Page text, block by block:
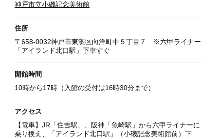
神戸市立小磯記念美術館
住所
〒658-0032神戸市東灘区向洋町中５丁目７ ※六甲ライナー
「アイランド北口駅」下車すぐ
開館時間
10時から17時（入館の受付は16時30分まで）
アクセス
【電車】JR「住吉駅」、阪神「魚崎駅」から六甲ライナーに
乗り換え、「アイランド北口駅」（小磯記念美術館前）下